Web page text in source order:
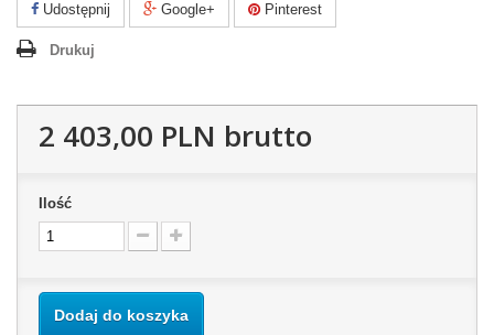
Udostępnij Google+ Pinterest
Drukuj
2 403,00 PLN brutto
Ilość
Dodaj do koszyka